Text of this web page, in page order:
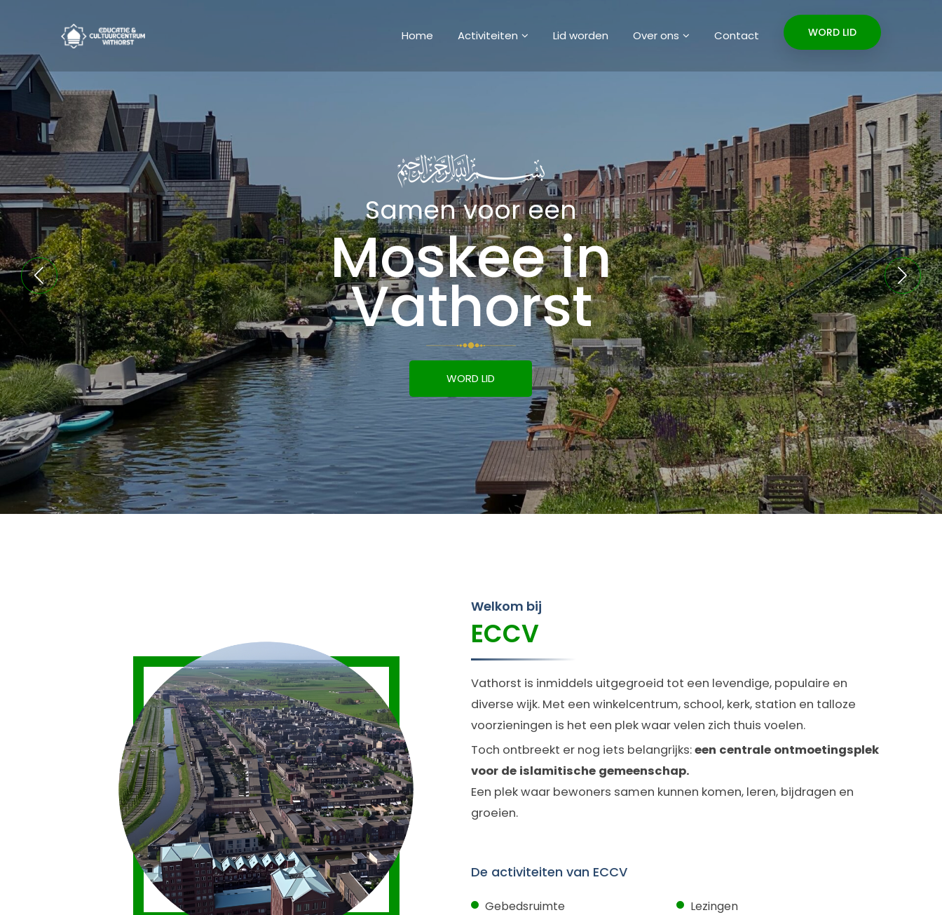
WORD LID
Home Activiteiten Lid worden Over ons Contact
Samen voor een
Moskee in
Vathorst
WORD LID
Welkom bij
ECCV
Vathorst is inmiddels uitgegroeid tot een levendige, populaire en
diverse wijk. Met een winkelcentrum, school, kerk, station en talloze
voorzieningen is het een plek waar velen zich thuis voelen.
Toch ontbreekt er nog iets belangrijks:een centrale ontmoetingsplek
voor de islamitische gemeenschap.
Een plek waar bewoners samen kunnen komen, leren, bijdragen en
groeien.
De activiteiten van ECCV
Gebedsruimte
Lezingen